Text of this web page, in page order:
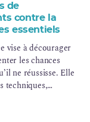
de
contre la
essentiels
vise à décourager
les chances
ne réussisse. Elle
techniques,